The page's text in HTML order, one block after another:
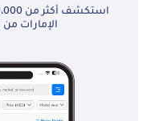
الإمارات من أكثر من